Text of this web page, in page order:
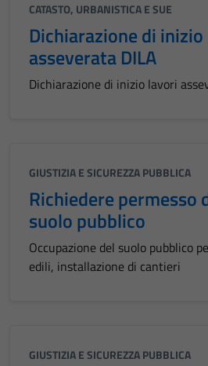
CATASTO, URBANISTICA E SUE
Dichiarazione di
asseverata DILA
Dichiarazione di inizio lavori
GIUSTIZIA E SICUREZZA PUBBLICA
Richiedere permesso
suolo pubblico
Occupazione del suolo pubblico
edili, installazione di cantieri
GIUSTIZIA E SICUREZZA PUBBLICA